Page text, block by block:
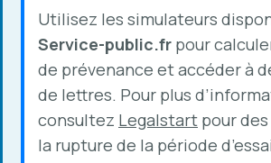
Utilisez les simulateurs
Service-public.fr pour
de prévenance et accéder à
de lettres. Pour plus
consultez Legalstart pour
la rupture de la période